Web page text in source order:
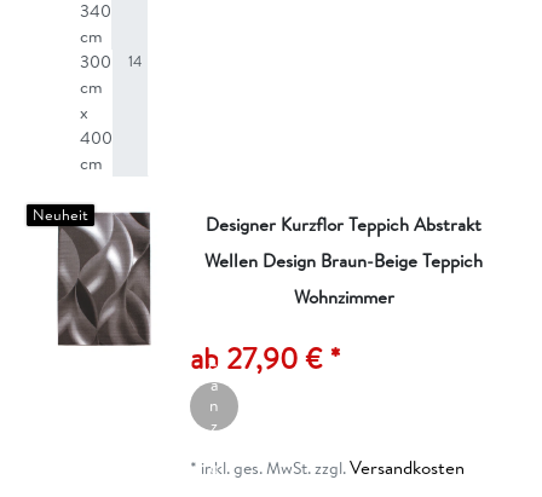
340
cm
300
cm
x
400
cm
14
Neuheit
Designer Kurzflor Teppich Abstrakt
Wellen Design Braun-Beige Teppich
Wohnzimmer
ab 27,90 € *
ik
el
a
n
z
g
* inkl. ges. MwSt.zzgl.Versandkosten